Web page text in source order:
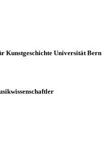
Kunstgeschichte Universität Bern